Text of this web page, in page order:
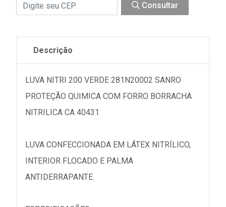
Consultar
Descrição
LUVA NITRI 200 VERDE 281N20002 SANRO
PROTEÇÃO QUIMICA COM FORRO BORRACHA
NITRILICA CA 40431
LUVA CONFECCIONADA EM LÁTEX NITRÍLICO,
INTERIOR FLOCADO E PALMA
ANTIDERRAPANTE.